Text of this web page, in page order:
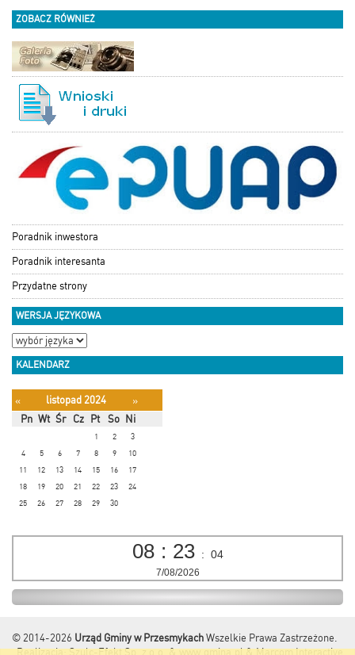
ZOBACZ RÓWNIEŻ
Poradnik inwestora
Poradnik interesanta
Przydatne strony
WERSJA JĘZYKOWA
KALENDARZ
« listopad 2024
»
Pn Wt Śr Cz Pt So Ni
1 2
3
4
5 6 7 8 9
10
11
12 13 14 15 16
17
18
19 20 21 22 23
24
25
26 27 28 29 30
08 : 23 : 05
7/08/2026
© 2014-2026 Urząd Gminy w Przesmykach Wszelkie Prawa Zastrzeżone.
Realizacja:Szulc-Efekt Sp. z o.o. & www.gmina.pl&Marcom Interactive